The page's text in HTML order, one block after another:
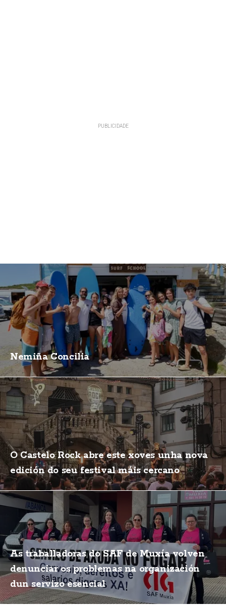
Nemiña Concilia
O Castelo Rock abre este xoves unha nova
edición do seu festival máis cercano
As traballadoras do SAF de Muxía volven
denunciar os problemas na organización
dun servizo esencial